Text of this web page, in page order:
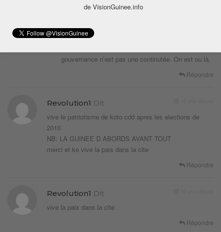
les enfants d’autruits en disans que c’est pour leur
des presidents apres 30 ans de pouvoir qui disent
qu’ils ont encore terminés leurs programme donc il
gouvernance n’est pas une continutée. On est ou là.
Répondre
Revolution1 Dit
vive le patriotisme de koto cdd apres les elections de
2010
NB: LA GUINEE D ABORDS AVANT TOUT
merci et ke vive la pais dans la cite
Répondre
Revolution1 Dit
vive la paix dans la cite
Répondre
de VisionGuinee.info